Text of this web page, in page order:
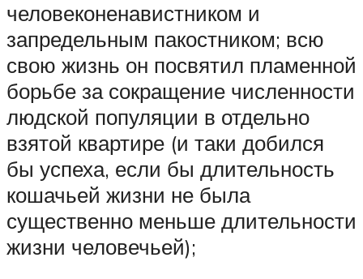
человеконенавистником и
запредельным пакостником; всю
свою жизнь он посвятил пламенной
борьбе за сокращение численности
людской популяции в отдельно
взятой квартире (и таки добился
бы успеха, если бы длительность
кошачьей жизни не была
существенно меньше длительности
жизни человечьей);